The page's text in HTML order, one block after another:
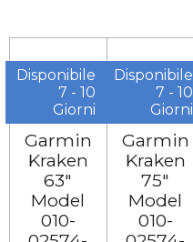
Disponibile
7 - 10
Giorni
Garmin
Kraken
63"
Model
010-
Disponibile
7 - 10
Giorni
Garmin
Kraken
75"
Model
010-